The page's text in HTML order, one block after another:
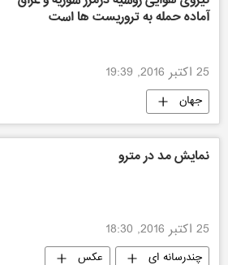
آماده حمله به تروریست ها است
25 اکتبر 2016, 19:39
جهان
نمایش مد در مترو
25 اکتبر 2016, 18:30
چندرسانه ای عکس